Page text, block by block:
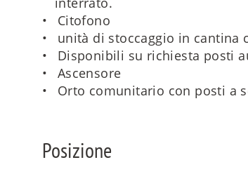
Citofono
unità di stoccaggio in cantina
Disponibili su richiesta posti
Ascensore
Orto comunitario con posti a
Posizione